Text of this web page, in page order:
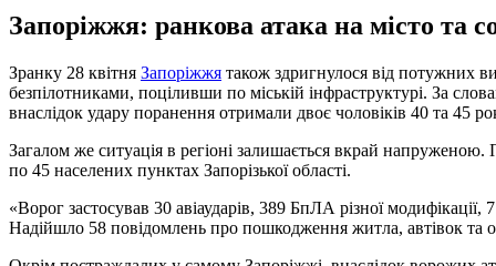
Запоріжжя: ранкова атака на місто та
Зранку 28 квітня Запоріжжя також здригнулося від потужних
безпілотниками, поціливши по міській інфраструктурі. За
внаслідок удару поранення отримали двоє чоловіків 40 та 45
Загалом же ситуація в регіоні залишається вкрай
по 45 населених пунктах Запорізької області.
«Ворог застосував 30 авіаударів, 389 БпЛА різної модифікації,
Надійшло 58 повідомлень про пошкодження житла, автівок та